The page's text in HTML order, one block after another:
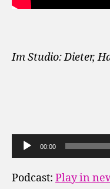
Im Studio: Dieter,
u
d
00:00
Podcast: Play in